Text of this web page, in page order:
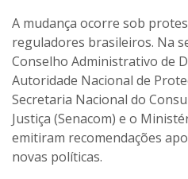
A mudança ocorre sob
reguladores brasileiros. Na
Conselho Administrativo de
Autoridade Nacional de
Secretaria Nacional do
Justiça (Senacom) e o
emitiram recomendações
novas políticas.